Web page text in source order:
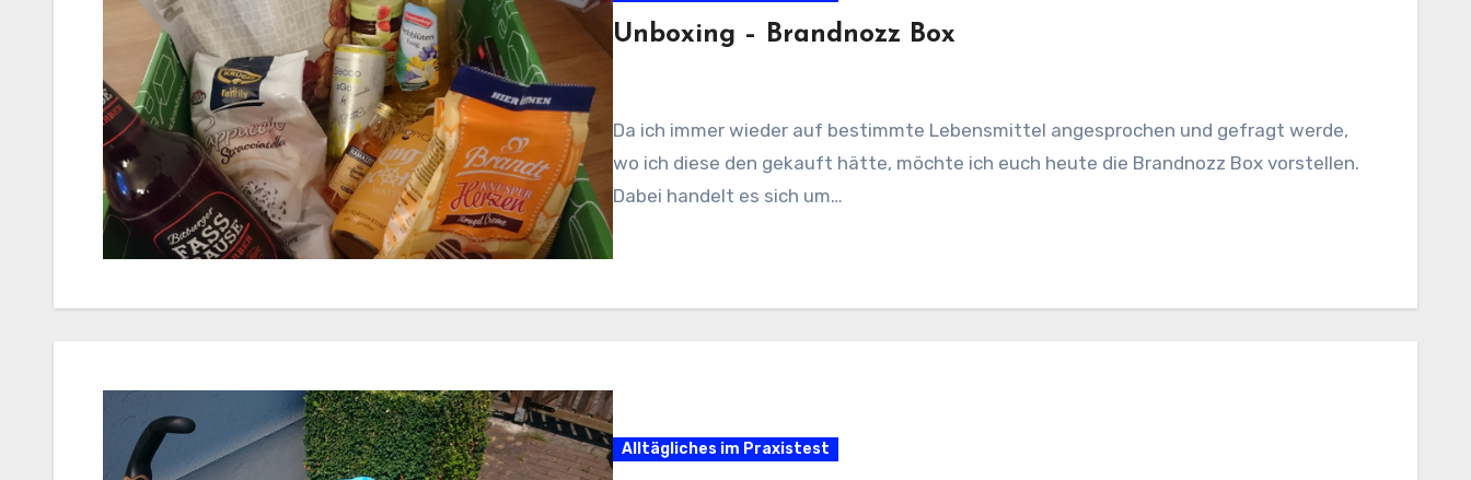
Unboxing – Brandnozz Box
Da ich immer wieder auf bestimmte Lebensmittel angesprochen und gefragt werde,
wo ich diese den gekauft hätte, möchte ich euch heute die Brandnozz Box vorstellen.
Dabei handelt es sich um…
Alltägliches im Praxistest